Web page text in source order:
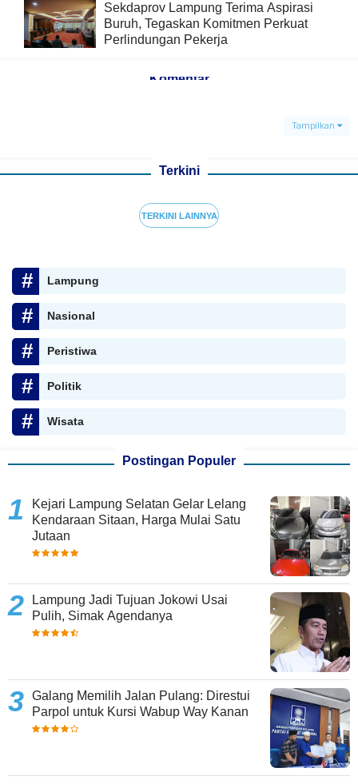
Sekdaprov Lampung Terima Aspirasi
Buruh, Tegaskan Komitmen Perkuat
Perlindungan Pekerja
Komentar
Tampilkan
Terkini
TERKINI LAINNYA
Lampung
Nasional
Peristiwa
Politik
Wisata
Postingan Populer
Kejari Lampung Selatan Gelar Lelang
Kendaraan Sitaan, Harga Mulai Satu
Jutaan
Lampung Jadi Tujuan Jokowi Usai
Pulih, Simak Agendanya
Galang Memilih Jalan Pulang: Direstui
Parpol untuk Kursi Wabup Way Kanan